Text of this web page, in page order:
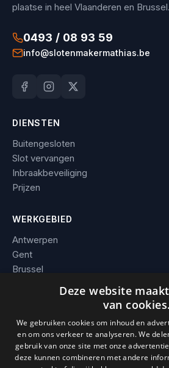
plaatse in heel Vlaanderen en Brussel.
0493 / 08 93 59
info@slotenmakermathias.be
DIENSTEN
Buitengesloten
Slot vervangen
Inbraakbeveiliging
Prijzen
WERKGEBIED
Antwerpen
Gent
Brussel
Alle steden →
BEDRIJF
Contact
Werkgebied
Deze website
van cookies.
We gebruiken cookies om inhoud en
en om ons verkeer te analyseren. We
gebruik van onze site met onze
deze kunnen combineren met andere